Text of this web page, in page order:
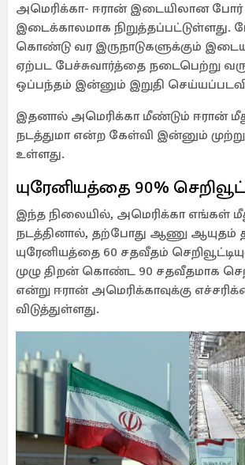
அமெரிக்கா- ஈரான் இடையிலான போர்
இடைக்காலமாக நிறுத்தப்பட்டுள்ளது.
கொண்டு வர இருநாடுகளுக்கும்
ஏற்பட பேச்சுவார்த்தை நடைபெற்று
ஒப்பந்தம் இன்னும் இறுதி
இதனால் அமெரிக்கா மீண்டும் ஈரான்
நடத்துமா என்ற கேள்வி இன்னும்
உள்ளது.
யுரேனியத்தை 90%
இந்த நிலையில், அமெரிக்கா எங்கள்
நடத்தினால், தற்போது ஆணு ஆயுதம்
யுரேனியத்தை 60 சதவீதம்
முழு திறன் கொண்ட 90 சதவீதமாக
என்று ஈரான் அமெரிக்காவுக்கு
விடுத்துள்ளது.